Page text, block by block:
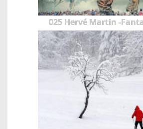
025 Hervé Martin -